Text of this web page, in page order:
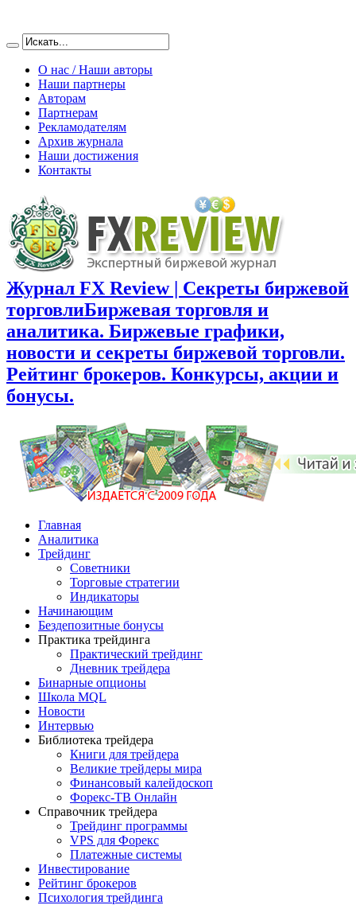
О нас / Наши авторы
Наши партнеры
Авторам
Партнерам
Рекламодателям
Архив журнала
Наши достижения
Контакты
Журнал FX Review | Секреты биржевой
торговлиБиржевая торговля и
аналитика. Биржевые графики,
новости и секреты биржевой торговли.
Рейтинг брокеров. Конкурсы, акции и
бонусы.
Главная
Аналитика
Трейдинг
Советники
Торговые стратегии
Индикаторы
Начинающим
Бездепозитные бонусы
Практика трейдинга
Практический трейдинг
Дневник трейдера
Бинарные опционы
Школа MQL
Новости
Интервью
Библиотека трейдера
Книги для трейдера
Великие трейдеры мира
Финансовый калейдоскоп
Форекс-ТВ Онлайн
Справочник трейдера
Трейдинг программы
VPS для Форекс
Платежные системы
Инвестирование
Рейтинг брокеров
Психология трейдинга